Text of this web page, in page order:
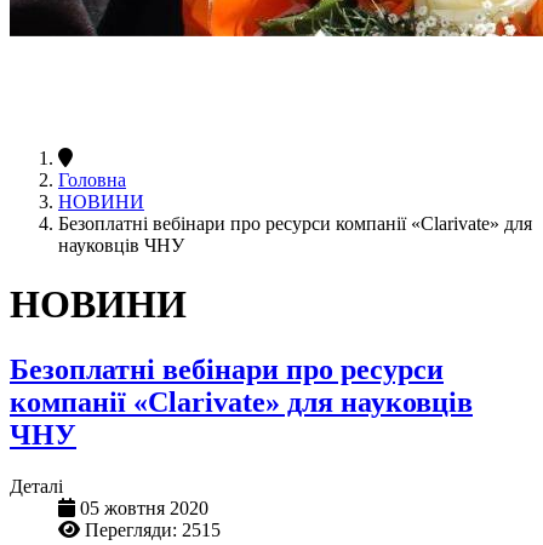
Головна
НОВИНИ
Безоплатні вебінари про ресурси компанії «Clarivate» для
науковців ЧНУ
НОВИНИ
Безоплатні вебінари про ресурси
компанії «Clarivate» для науковців
ЧНУ
Деталі
05 жовтня 2020
Перегляди: 2515